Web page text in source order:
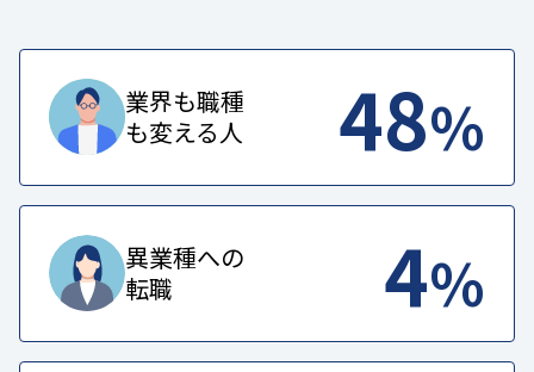
業界も職種
も変える人
48%
異業種への
転職
4%